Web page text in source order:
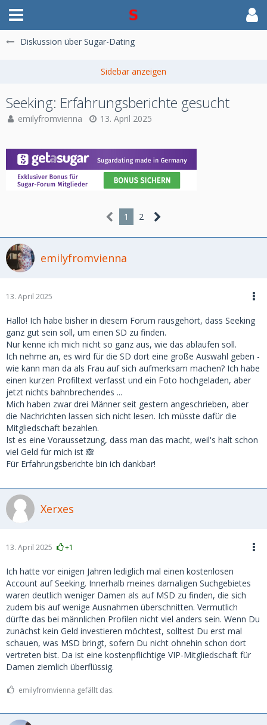
Diskussion über Sugar-Dating
Seeking: Erfahrungsberichte gesucht
emilyfromvienna 13. April 2025
1 2
emilyfromvienna
13. April 2025
Hallo! Ich habe bisher in diesem Forum rausgehört, dass Seeking
ganz gut sein soll, um einen SD zu finden.
Nur kenne ich mich nicht so ganz aus, wie das ablaufen soll.
Ich nehme an, es wird für die SD dort eine große Auswahl geben -
wie kann man da als Frau auf sich aufmerksam machen? Ich habe
einen kurzen Profiltext verfasst und ein Foto hochgeladen, aber
jetzt nichts bahnbrechendes ...
Mich haben zwar drei Männer seit gestern angeschrieben, aber
die Nachrichten lassen sich nicht lesen. Ich müsste dafür die
Mitgliedschaft bezahlen.
Ist es eine Voraussetzung, dass man das macht, weil's halt schon
viel Geld für mich ist 🙈
Für Erfahrungsberichte bin ich dankbar!
Xerxes
13. April 2025 +1
Ich hatte vor einigen Jahren lediglich mal einen kostenlosen
Account auf Seeking. Innerhalb meines damaligen Suchgebietes
waren deutlich weniger Damen als auf MSD zu finden, die sich
zudem bis auf wenige Ausnahmen überschnitten. Vermutlich
dürfte das bei männlichen Profilen nicht viel anders sein. Wenn Du
zunächst kein Geld investieren möchtest, solltest Du erst mal
schauen, was MSD bringt, sofern Du nicht ohnehin schon dort
vertreten bist. Da ist eine kostenpflichtige VIP-Mitgliedschaft für
Damen ziemlich überflüssig.
emilyfromvienna gefällt das.